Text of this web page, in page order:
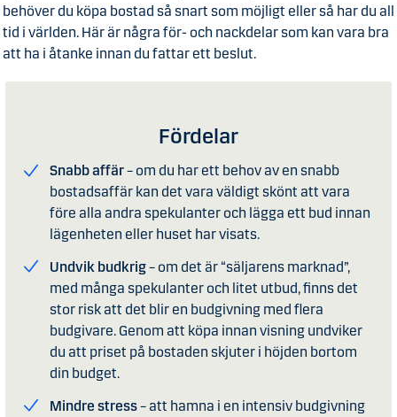
behöver du köpa bostad så snart som möjligt eller så har du all
tid i världen. Här är några för- och nackdelar som kan vara bra
att ha i åtanke innan du fattar ett beslut.
Fördelar
Snabb affär– om du har ett behov av en snabb
bostadsaffär kan det vara väldigt skönt att vara
före alla andra spekulanter och lägga ett bud innan
lägenheten eller huset har visats.
Undvik budkrig– om det är “säljarens marknad”,
med många spekulanter och litet utbud, finns det
stor risk att det blir en budgivning med flera
budgivare. Genom att köpa innan visning undviker
du att priset på bostaden skjuter i höjden bortom
din budget.
Mindre stress– att hamna i en intensiv budgivning